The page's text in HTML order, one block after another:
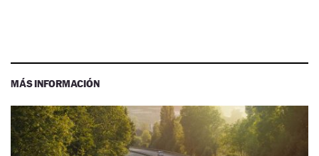
MÁS INFORMACIÓN